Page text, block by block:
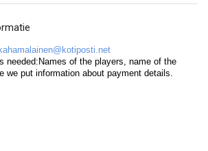
needed:Names of the players, name of the
we put information about payment details.